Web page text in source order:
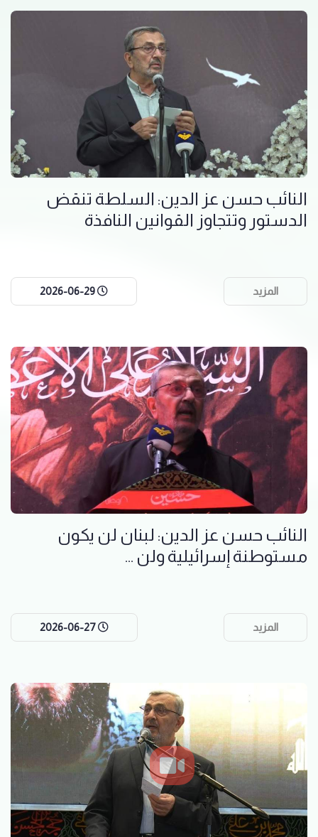
النائب حسن عز الدين: السلطة تنقض
الدستور وتتجاوز القوانين النافذة
المزيد
النائب حسن عز الدين: لبنان لن يكون
مستوطنة إسرائيلية ولن ...
المزيد